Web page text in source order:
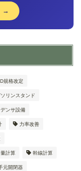
→
規格改定
ソリンスタンド
デンサ設備
力率改善
計算 幹線計算
元開閉器